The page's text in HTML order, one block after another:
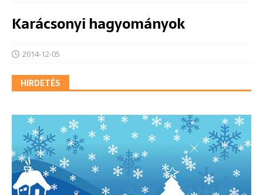
Karácsonyi hagyományok
2014-12-05
HIRDETÉS